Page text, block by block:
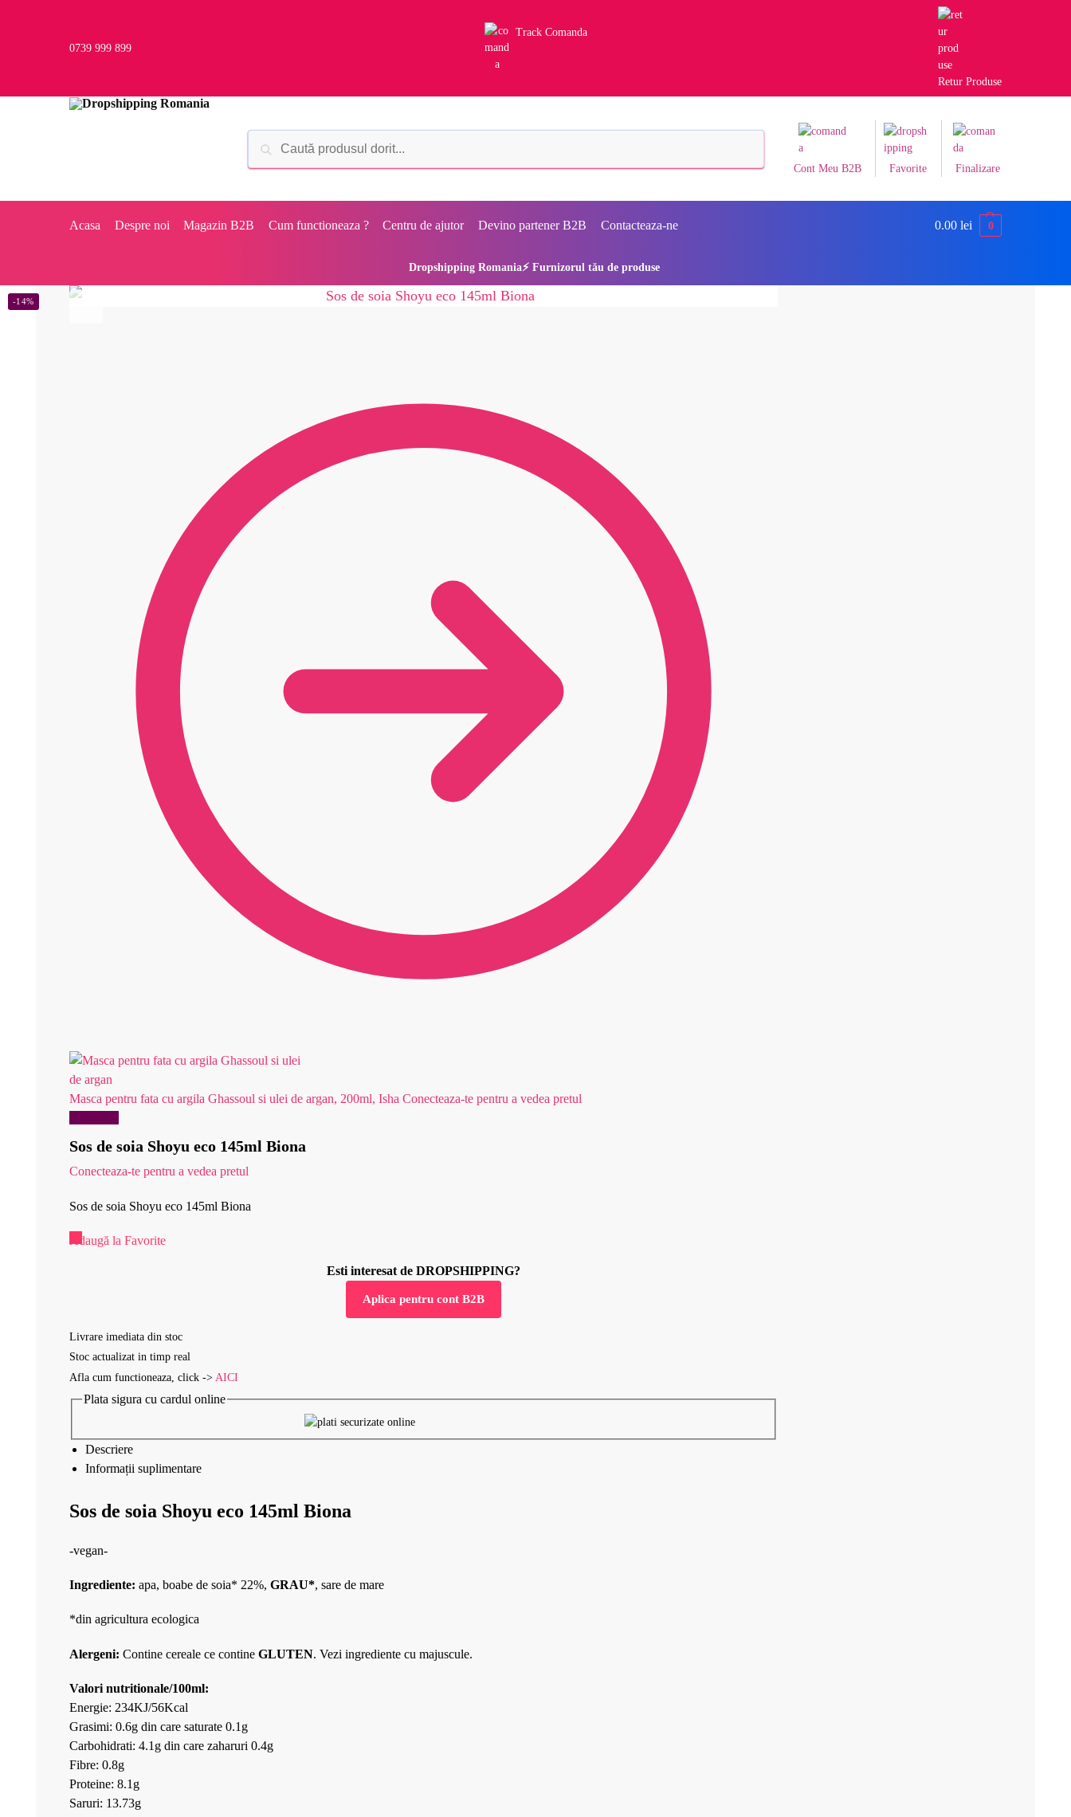
0739 999 899
Track Comanda
Retur Produse
Cont Meu B2B Favorite Finalizare
Acasa Despre noi Magazin B2B Cum functioneaza ? Centru de ajutor Devino partener B2B Contacteaza-ne 0.00 lei 0
Dropshipping Romania⚡ Furnizorul tău de produse
Masca pentru fata cu argila Ghassoul si ulei de argan, 200ml, Isha Conecteaza-te pentru a vedea pretul
Sos de soia Shoyu eco 145ml Biona
Conecteaza-te pentru a vedea pretul
-14%
Sos de soia Shoyu eco 145ml Biona
Adaugă la Favorite
Esti interesat de DROPSHIPPING?
Aplica pentru cont B2B
Livrare imediata din stoc
Stoc actualizat in timp real
Afla cum functioneaza, click -> AICI
Plata sigura cu cardul online
Descriere
Informații suplimentare
Sos de soia Shoyu eco 145ml Biona
-vegan-
Ingrediente: apa, boabe de soia* 22%, GRAU*, sare de mare
*din agricultura ecologica
Alergeni: Contine cereale ce contine GLUTEN. Vezi ingrediente cu majuscule.
Valori nutritionale/100ml:
Energie: 234KJ/56Kcal
Grasimi: 0.6g din care saturate 0.1g
Carbohidrati: 4.1g din care zaharuri 0.4g
Fibre: 0.8g
Proteine: 8.1g
Saruri: 13.73g